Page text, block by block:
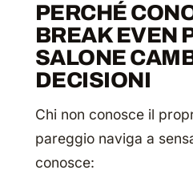
PERCHÉ
BREAK EVEN
SALONE
DECISIONI
Chi non conosce il
pareggio naviga a
conosce: